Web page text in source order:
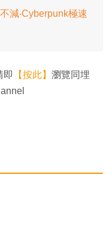
減‧Cyberpunk極速
即 【按此】 瀏覽同埋